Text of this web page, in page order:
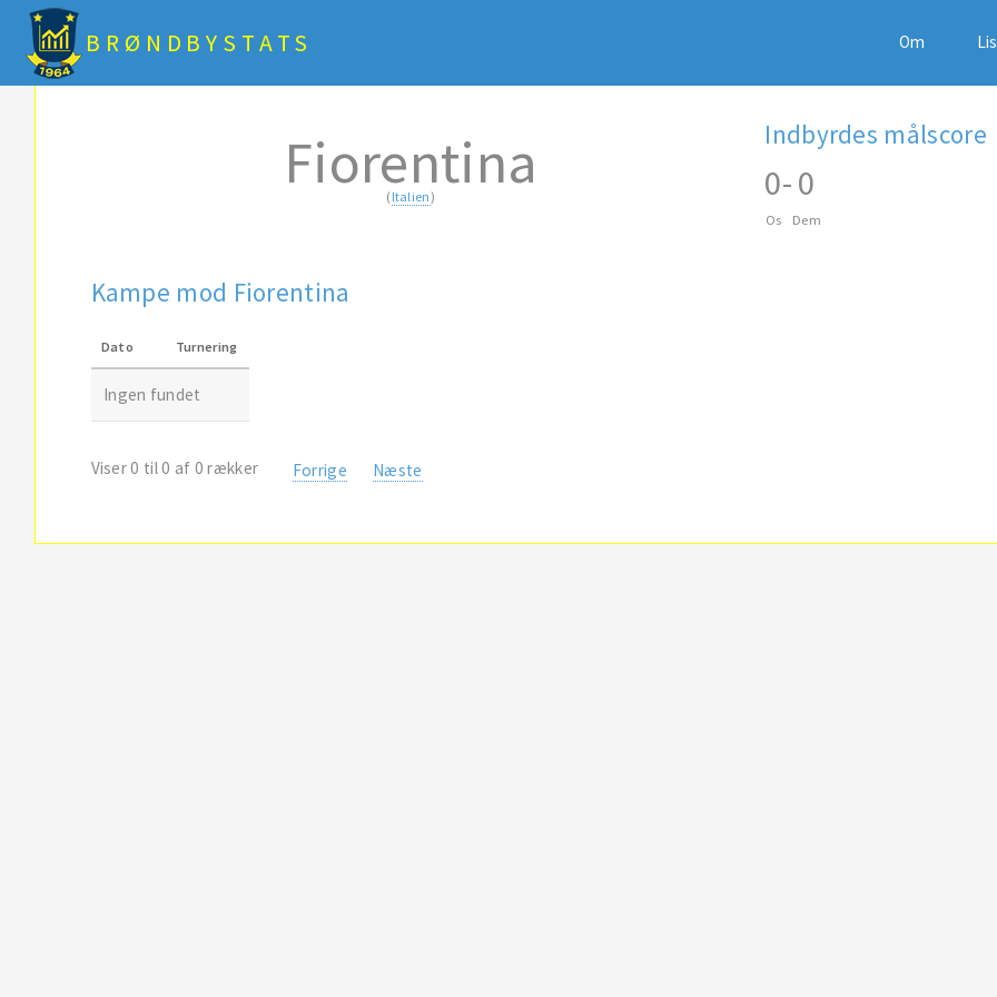
BRØNDBYSTATS Om
Fiorentina
( Italien)
Indbyrdes målscore
0
Os
-0
Dem
Kampe mod Fiorentina
Dato Turnering
Ingen fundet
Viser 0 til 0 af 0 rækker Forrige Næste